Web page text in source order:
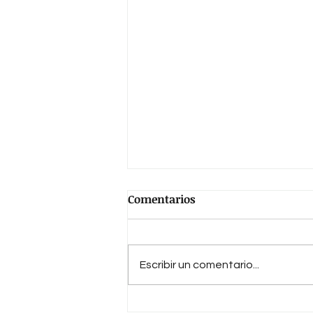
Comentarios
Escribir un comentario...